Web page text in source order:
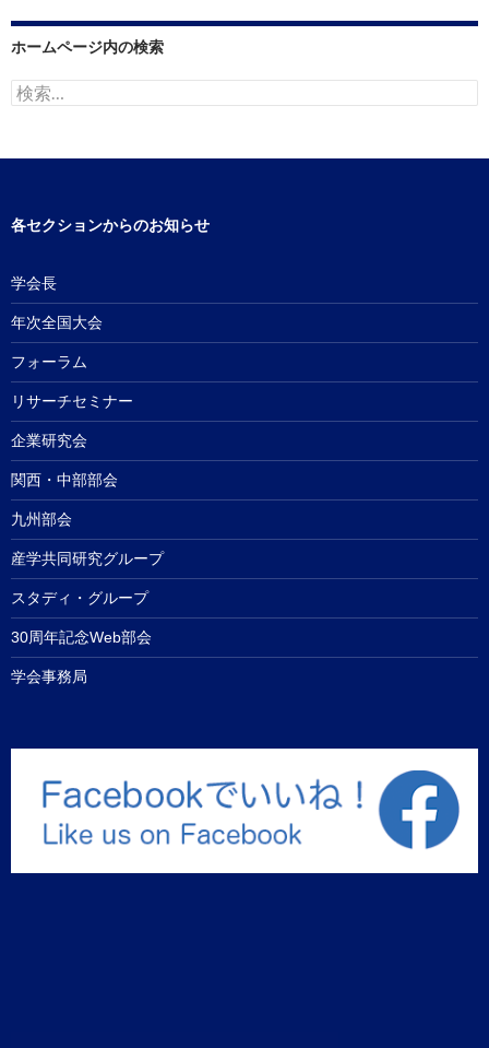
ホームページ内の検索
検
索:
各セクションからのお知らせ
学会長
年次全国大会
フォーラム
リサーチセミナー
企業研究会
関西・中部部会
九州部会
産学共同研究グループ
スタディ・グループ
30周年記念Web部会
学会事務局